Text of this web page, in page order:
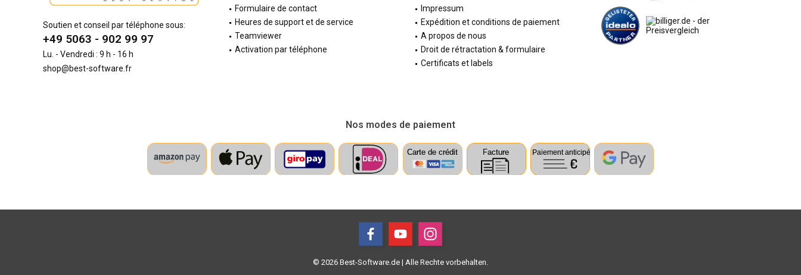
Soutien et conseil par téléphone sous:
+49 5063 - 902 99 97
Lu. - Vendredi : 9 h - 16 h
shop@best-software.fr
Formulaire de contact
Heures de support et de service
Teamviewer
Activation par téléphone
Impressum
Expédition et conditions de paiement
A propos de nous
Droit de rétractation & formulaire
Certificats et labels
Nos modes de paiement
© 2026 Best-Software.de | Alle Rechte vorbehalten.